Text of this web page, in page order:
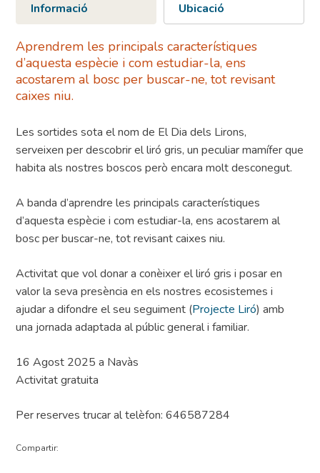
Informació Ubicació
Aprendrem les principals característiques
d’aquesta espècie i com estudiar-la, ens
acostarem al bosc per buscar-ne, tot revisant
caixes niu.
Les sortides sota el nom de El Dia dels Lirons,
serveixen per descobrir el liró gris, un peculiar mamífer que
habita als nostres boscos però encara molt desconegut.
A banda d’aprendre les principals característiques
d’aquesta espècie i com estudiar-la, ens acostarem al
bosc per buscar-ne, tot revisant caixes niu.
Activitat que vol donar a conèixer el liró gris i posar en
valor la seva presència en els nostres ecosistemes i
ajudar a difondre el seu seguiment (Projecte Liró) amb
una jornada adaptada al públic general i familiar.
16 Agost 2025 a Navàs
Activitat gratuita
Per reserves trucar al telèfon: 646587284
Compartir: